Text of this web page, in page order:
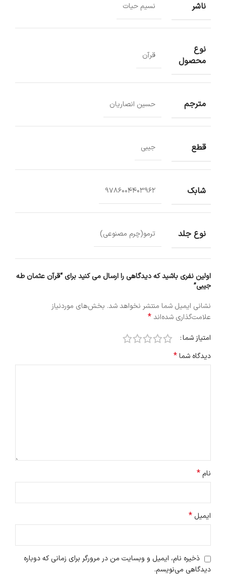
ناشر نسیم حیات
نوع
محصول
قرآن
مترجم حسین انصاریان
قطع جیبی
شابک 9786004403962
نوع جلد ترمو(چرم مصنوعی)
اولین نفری باشید که دیدگاهی را ارسال می کنید برای “قرآن عثمان طه
جیبی”
نشانی ایمیل شما منتشر نخواهد شد. بخش‌های موردنیاز
علامت‌گذاری شده‌اند*
امتیاز شما
دیدگاه شما*
نام*
ایمیل*
ذخیره نام، ایمیل و وبسایت من در مرورگر برای زمانی که دوباره
دیدگاهی می‌نویسم.